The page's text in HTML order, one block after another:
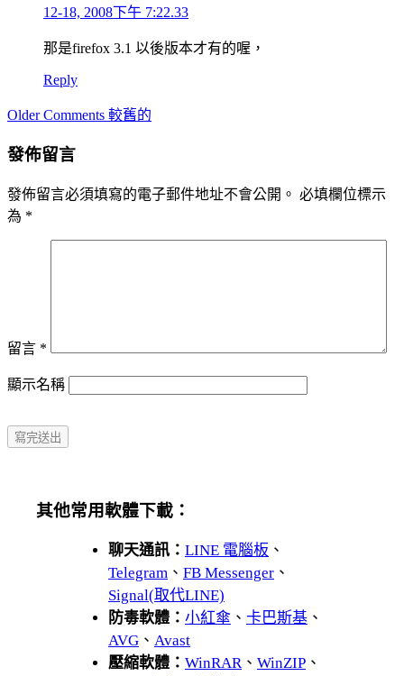
12-18, 2008下午 7:22.33
那是firefox 3.1 以後版本才有的喔，
Reply
Comment
Older Comments 較舊的
發佈留言
發佈留言必須填寫的電子郵件地址不會公開。 必填欄位標示
為 *
留言 *
顯示名稱
其他常用軟體下載：
聊天通訊： LINE 電腦板 、
Telegram 、 FB Messenger 、
Signal(取代LINE)
防毒軟體： 小紅傘 、 卡巴斯基 、
AVG 、 Avast
壓縮軟體： WinRAR、 WinZIP 、